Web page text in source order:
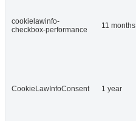
cookielawinfo-
checkbox-performance
11 months
CookieLawInfoConsent 1 year